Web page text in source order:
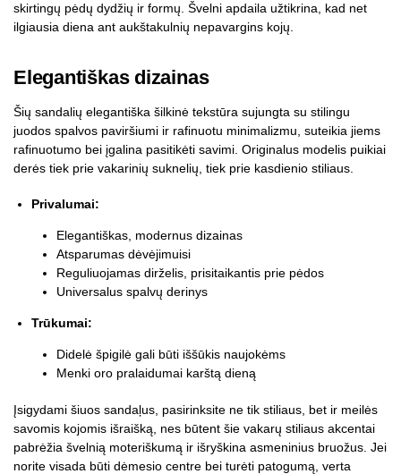
skirtingų pėdų dydžių ir formų. Švelni apdaila užtikrina, kad net
ilgiausia diena ant aukštakulnių nepavargins kojų.
Elegantiškas dizainas
Šių sandalių elegantiška šilkinė tekstūra sujungta su stilingu
juodos spalvos paviršiumi ir rafinuotu minimalizmu, suteikia jiems
rafinuotumo bei įgalina pasitikėti savimi. Originalus modelis puikiai
derės tiek prie vakarinių suknelių, tiek prie kasdienio stiliaus.
Privalumai:
Elegantiškas, modernus dizainas
Atsparumas dėvėjimuisi
Reguliuojamas dirželis, prisitaikantis prie pėdos
Universalus spalvų derinys
Trūkumai:
Didelė špigilė gali būti iššūkis naujokėms
Menki oro pralaidumai karštą dieną
Įsigydami šiuos sandaļus, pasirinksite ne tik stiliaus, bet ir meilės
savomis kojomis išraišką, nes būtent šie vakarų stiliaus akcentai
pabrėžia švelnią moteriškumą ir išryškina asmeninius bruožus. Jei
norite visada būti dėmesio centre bei turėti patogumą, verta